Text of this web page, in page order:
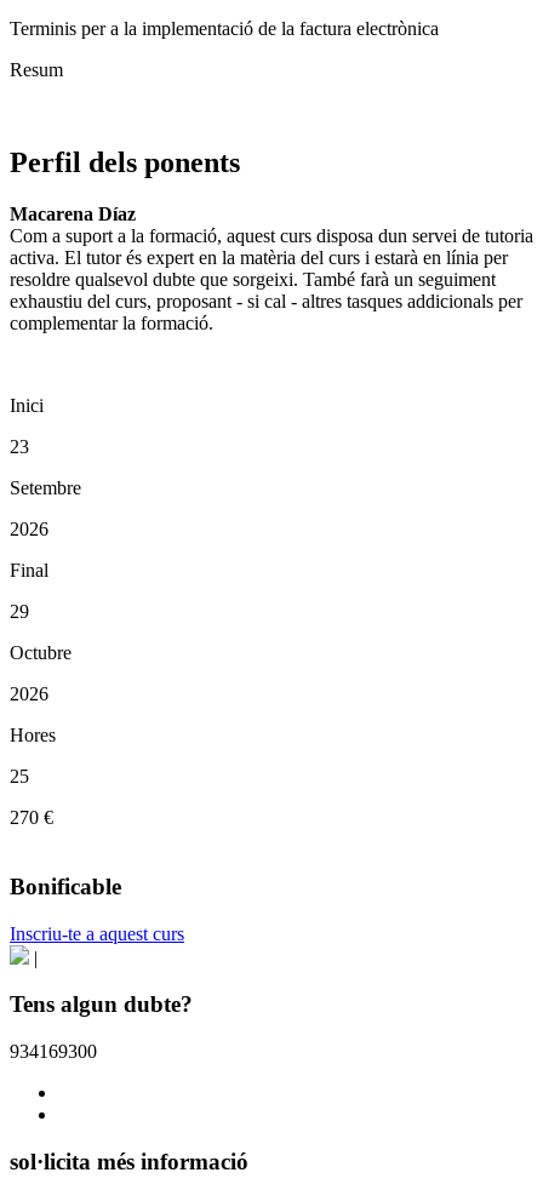
Terminis per a la implementació de la factura electrònica
Resum
Perfil dels ponents
Macarena Díaz
Com a suport a la formació, aquest curs disposa dun servei de tutoria
activa. El tutor és expert en la matèria del curs i estarà en línia per
resoldre qualsevol dubte que sorgeixi. També farà un seguiment
exhaustiu del curs, proposant - si cal - altres tasques addicionals per
complementar la formació.
Inici
23
Setembre
2026
Final
29
Octubre
2026
Hores
25
270 €
Bonificable
Inscriu-te a aquest curs
|
Tens algun dubte?
934169300
sol·licita més informació